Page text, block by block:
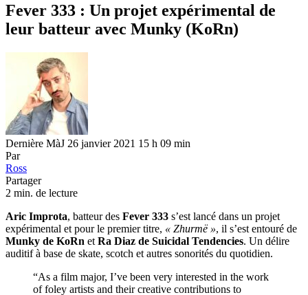
Fever 333 : Un projet expérimental de
leur batteur avec Munky (KoRn)
Dernière MàJ 26 janvier 2021 15 h 09 min
Par
Ross
Partager
2 min. de lecture
Aric Improta, batteur des Fever 333 s’est lancé dans un projet
expérimental et pour le premier titre, « Zhurmë », il s’est entouré de
Munky de KoRn et Ra Diaz de Suicidal Tendencies. Un délire
auditif à base de skate, scotch et autres sonorités du quotidien.
“As a film major, I’ve been very interested in the work
of foley artists and their creative contributions to